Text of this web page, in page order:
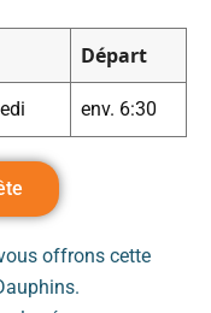
Départ
env. 6:30
offrons cette